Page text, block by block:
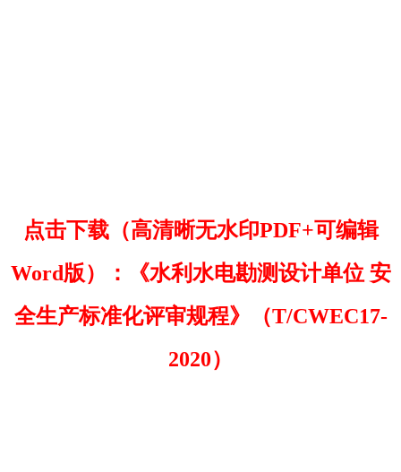
点击下载（高清晰无水印PDF+可编辑
Word版）：《水利水电勘测设计单位 安
全生产标准化评审规程》（T/CWEC17-
2020）